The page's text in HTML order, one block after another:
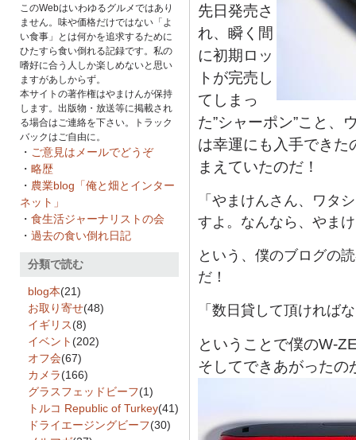
先日発売さ
れ、瞬く間
に初期ロッ
トが完売し
てしまっ
た”シャーポン”こと、
は幸運にも入手できた
まえていたのだ！
「やまけんさん、ワタ
すよ。なんなら、やま
という、僕のブログの
だ！
「数日貸して頂ければ
ということで僕のW-
そしてできあがったの
このWebはいわゆるグルメではあり
ません。味や価格だけではない「よ
い食事」とは何かを追求するために
ひたすら食い倒れる記録です。私の
嗜好に合う人しか楽しめないと思い
ますがあしからず。
本サイトの著作権はやまけんが保持
します。出版物・放送等に掲載され
る場合はご連絡を下さい。トラック
バックはご自由に。
・ ご意見はメールでどうぞ
・ 略歴
・ 農業blog「俺と畑とインター
ネット」
・ 食生活ジャーナリストの会
・ 過去の食い倒れ日記
分類で読む
blog本(21)
お取り寄せ(48)
イギリス(8)
イベント (202)
オフ会(67)
カメラ(166)
グラスフェッドビーフ(1)
トルコ Republic of Turkey(41)
ドライエージングビーフ(30)